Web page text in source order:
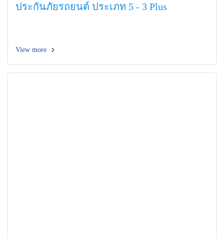
ประกันภัยรถยนต์ ประเภท 5 - 3 Plus
View more